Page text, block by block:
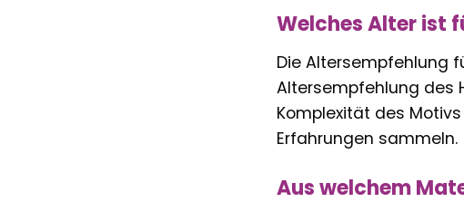
Welches Alter ist
Die Altersempfehlung
Altersempfehlung des
Komplexität des
Erfahrungen sammeln.
Aus welchem